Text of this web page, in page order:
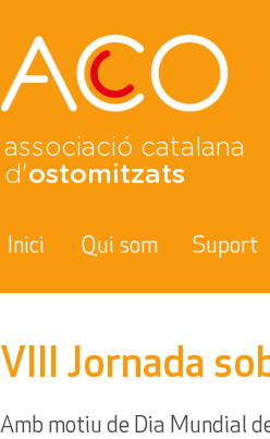
associació catalana
d'ostomitzats
Inici Qui som Suport
VIII Jornada
Amb motiu de Dia Mundial